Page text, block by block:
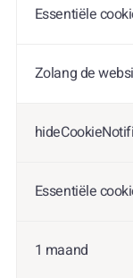
Essentiële
Zolang de
Essentiële
1 maand